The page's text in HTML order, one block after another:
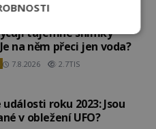
tajemné snímky
na něm přeci jen voda?
7.8.2026 2.7TIS
roku 2023: Jsou
v obležení UFO?